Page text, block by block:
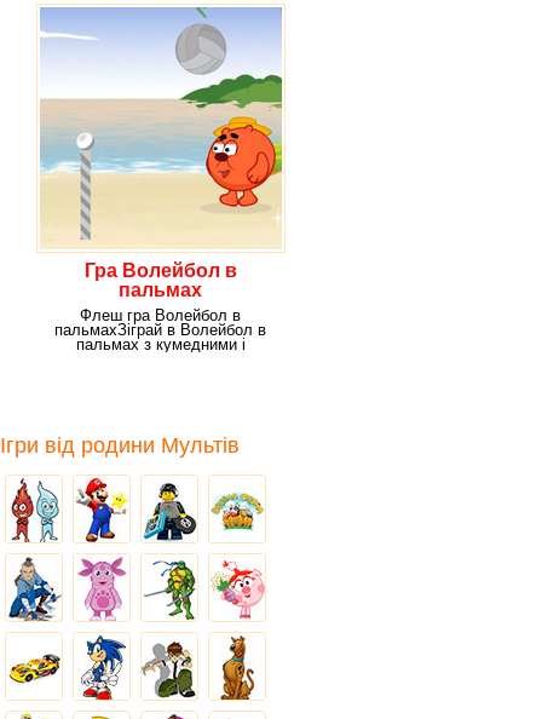
Гра Волейбол в
пальмах
Флеш гра Волейбол в
пальмахЗіграй в Волейбол в
пальмах з кумедними і
Ігри від родини Мультів